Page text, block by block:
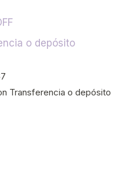
o depósito
Transferencia o depósito